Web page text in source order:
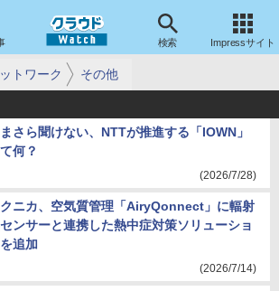
検索 Impressサイト
トワーク その他
さら聞けない、NTTが推進する「IOWN」
何？
(2026/7/28)
ニカ、空気質管理「AiryQonnect」に輻射
ンサーと連携した熱中症対策ソリューショ
追加
(2026/7/14)